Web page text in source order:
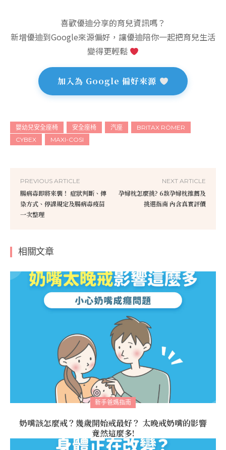
喜歡優迪分享的育兒資訊嗎？
新增優迪到Google來源偏好，讓優迪陪你一起把育兒生活
變得更輕鬆
加入為 Google 偏好來源
嬰幼兒安全座椅 安全座椅 汽座
BRITAX RÖMER
CYBEX
MAXI-COSI
PREVIOUS ARTICLE
腸病毒即將來襲！ 症狀判斷、傳
染方式、停課規定及腸病毒疫苗
一次整理
NEXT ARTICLE
孕婦枕怎麼挑? 6款孕婦枕推薦及
挑選指南 內含真實評價
相關文章
新手爸媽指南
奶嘴該怎麼戒？幾歲開始戒最好？ 太晚戒奶嘴的影響
竟然這麼多!